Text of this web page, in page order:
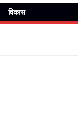
विकास